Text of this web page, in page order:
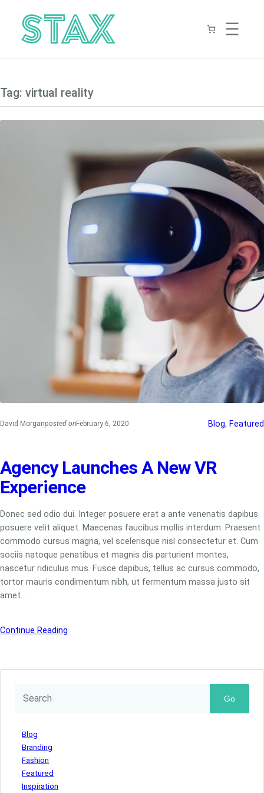
content
Tag: virtual reality
David Morganposted onFebruary 6, 2020 Blog, Featured
Agency Launches A New VR
Experience
Donec sed odio dui. Integer posuere erat a ante venenatis dapibus
posuere velit aliquet. Maecenas faucibus mollis interdum. Praesent
commodo cursus magna, vel scelerisque nisl consectetur et. Cum
sociis natoque penatibus et magnis dis parturient montes,
nascetur ridiculus mus. Fusce dapibus, tellus ac cursus commodo,
tortor mauris condimentum nibh, ut fermentum massa justo sit
amet…
Continue Reading
Go
Blog
Branding
Fashion
Featured
Inspiration